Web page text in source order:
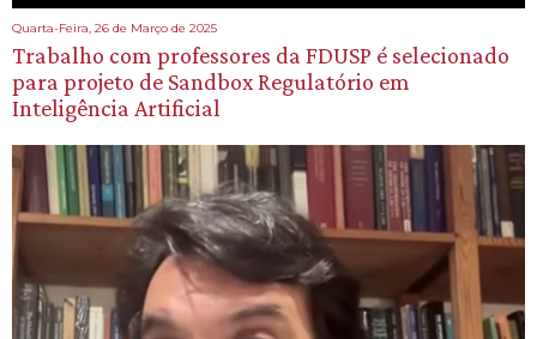
Quarta-Feira, 26 de Março de 2025
Trabalho com professores da FDUSP é selecionado
para projeto de Sandbox Regulatório em
Inteligência Artificial